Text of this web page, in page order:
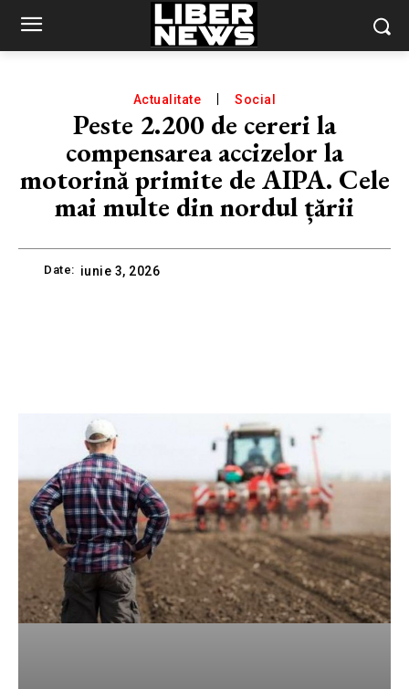
Actualitate Social
Peste 2.200 de cereri la
compensarea accizelor la
motorină primite de AIPA. Cele
mai multe din nordul țării
Date: iunie 3, 2026